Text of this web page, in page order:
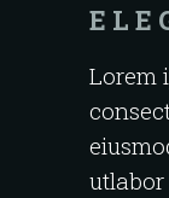
Lorem
utlabor